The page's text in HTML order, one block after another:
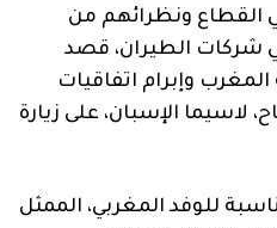
القطاع ونظرائهم من
شركات الطيران، قصد
وإبرام اتفاقيات
الإسبان، على زيارة
للوفد المغربي، الممثل